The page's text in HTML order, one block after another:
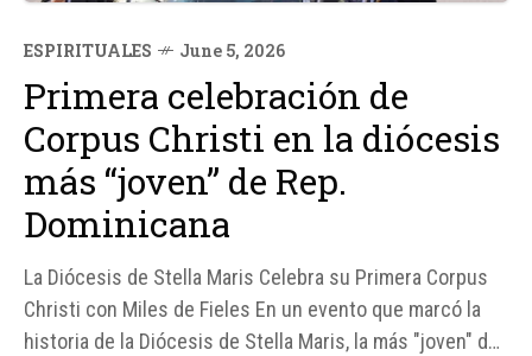
ESPIRITUALES June 5, 2026
Primera celebración de
Corpus Christi en la diócesis
más “joven” de Rep.
Dominicana
La Diócesis de Stella Maris Celebra su Primera Corpus
Christi con Miles de Fieles En un evento que marcó la
historia de la Diócesis de Stella Maris, la más "joven" de